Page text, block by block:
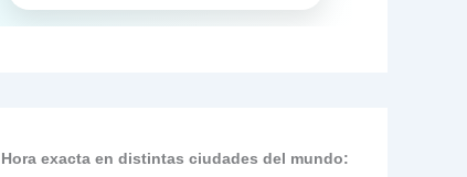
Hora exacta en distintas ciudades del mundo: